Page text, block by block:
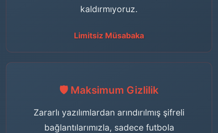
kaldırmıyoruz.
Limitsiz Müsabaka
🛡️ Maksimum Gizlilik
Zararlı yazılımlardan arındırılmış şifreli
bağlantılarımızla, sadece futbola